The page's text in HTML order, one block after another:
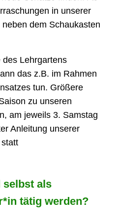
in unserer
neben dem Schaukasten
Lehrgartens
das z.B. im Rahmen
tun. Größere
zu unseren
am jeweils 3. Samstag
Anleitung unserer
selbst als
tätig werden?